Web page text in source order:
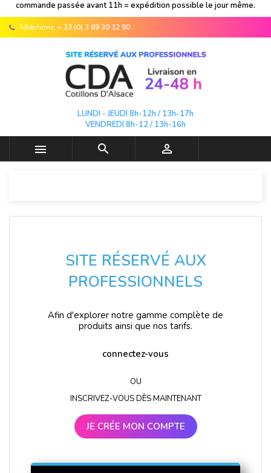
commande passée avant 11h = expédition possible le jour même.
Téléphone: + 33 (0) 3 89 30 12 90
LUNDI - JEUDI 8h-12h / 13h-17h
VENDREDI 8h-12 / 13h-16h
  
SITE RÉSERVÉ AUX
PROFESSIONNELS
Afin d'explorer notre gamme complète de
produits ainsi que nos tarifs.
connectez-vous
OU
INSCRIVEZ-VOUS DÈS MAINTENANT
JE CRÉE MON COMPTE